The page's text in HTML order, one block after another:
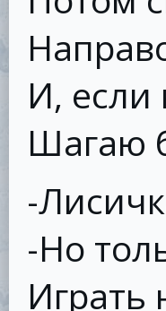
И, если
Шагаю
-
-Но
Играть